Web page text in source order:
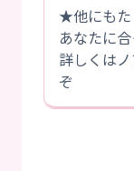
★他にも
あなたに
詳しくは
ぞ